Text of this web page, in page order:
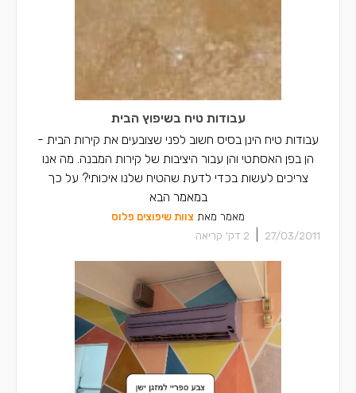
עבודות טיח בשיפוץ הבית
עבודות טיח הינן בסיס חשוב לפני שצובעים את קירות הבית -
הן בפן האסתטי והן עבור היציבות של קירות המבנה. מה אנו
צריכים לעשות בכדי לדעת שהטיח שלנו איכותי? על כך
במאמר הבא
מאמר מאת צוות שיפוצים פלוס
27/03/2011
2 דק' קריאה